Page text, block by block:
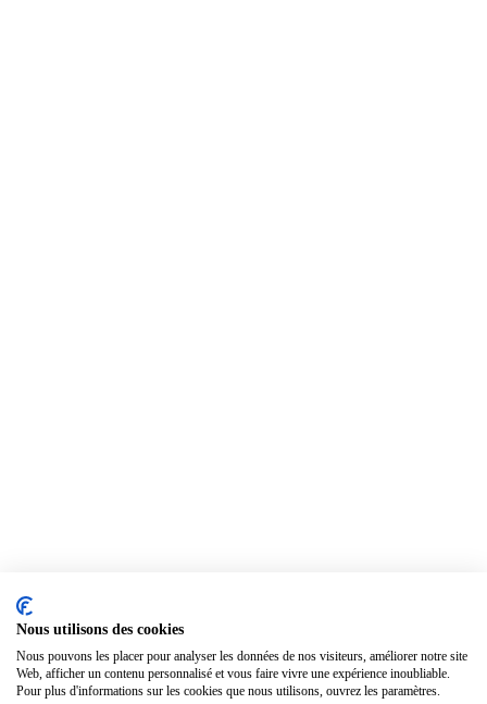
Nous utilisons des cookies
Nous pouvons les placer pour analyser les données de nos visiteurs, améliorer notre site
Web, afficher un contenu personnalisé et vous faire vivre une expérience inoubliable.
Pour plus d'informations sur les cookies que nous utilisons, ouvrez les paramètres.